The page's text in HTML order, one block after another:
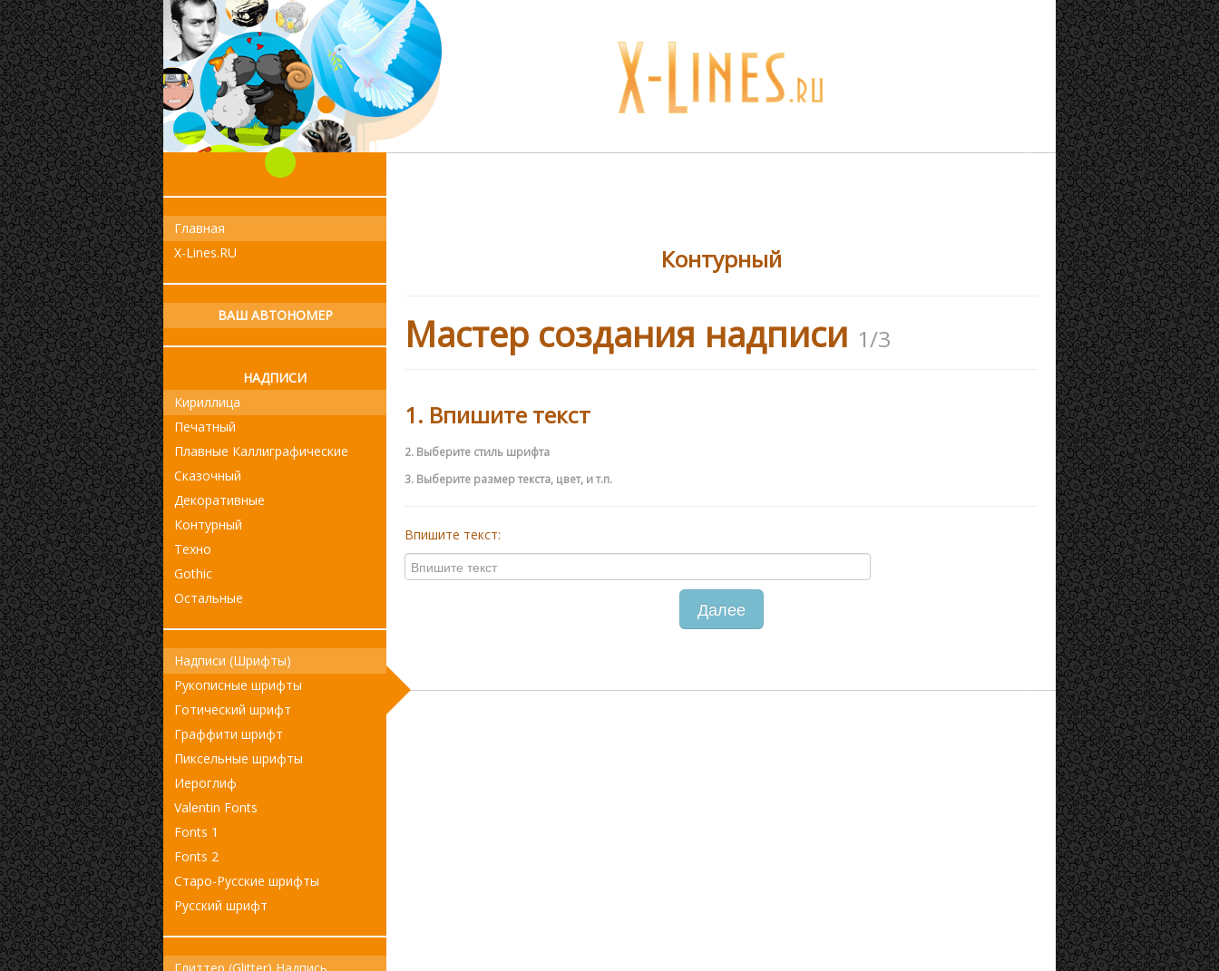
Главная
X-Lines.RU
ВАШ АВТОНОМЕР
НАДПИСИ
Кириллица
Печатный
Плавные Каллиграфические
Сказочный
Декоративные
Контурный
Техно
Gothic
Остальные
Надписи (Шрифты)
Рукописные шрифты
Готический шрифт
Граффити шрифт
Пиксельные шрифты
Иероглиф
Valentin Fonts
Fonts 1
Fonts 2
Старо-Русские шрифты
Русский шрифт
Контурный
Мастер создания надписи 1/3
1. Впишите текст
2. Выберите стиль шрифта
3. Выберите размер текста, цвет, и т.п.
Впишите текст:
Далее